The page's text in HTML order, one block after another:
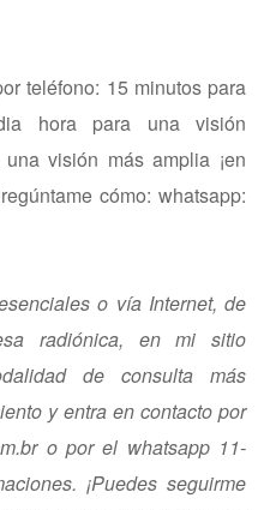
teléfono: 15 minutos para
hora para una visión
visión más amplia ¡en
cómo: whatsapp:
o vía Internet, de
radiónica, en mi sitio
de consulta más
y entra en contacto por
o por el whatsapp 11-
¡Puedes seguirme